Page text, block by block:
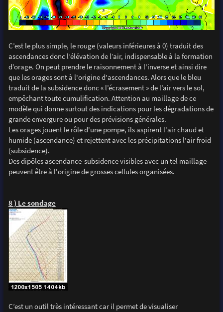
C’est le plus simple, le rouge (valeurs inférieures à 0) traduit des
ascendances donc l’élévation de l’air, indispensable à la formation
d’orage. On peut prendre le raisonnement à l'inverse et ainsi dire
que les orages sont à l'origine d'ascendances. Alors que le bleu
traduit de la subsidence donc « l’écrasement » de l’air vers le sol,
empêchant toute cumulification. Attention au maillage de ce
modèle qui donne surtout des indications pour les dégradations de
grande envergure ou pour des prévisions générales.
Les orages jouent le rôle d'une pompe, ils aspirent l'air chaud et
humide (ascendance) et rejettent avec les précipitations l'air froid
(subsidence).
Des dipôles ascendance-subsidence visibles avec un tel maillage
peuvent être à l'origine de grosses cellules organisées.
8 ) Le sondage
C’est un outil très intéressant car il permet de visualiser